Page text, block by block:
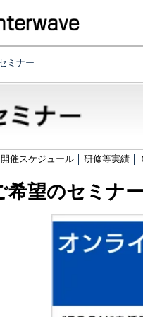
ミナー
開催スケジュール 研修等実績
希望のセミナ